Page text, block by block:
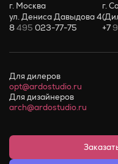
г. Москва
ул. Дениса Давыдова 4
8495 023-77-75
г.
+7
Для дилеров
opt@ardostudio.ru
Для дизайнеров
arch@ardostudio.ru